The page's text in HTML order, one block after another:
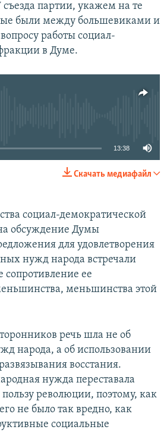
партии, укажем на те
были между большевиками и
работы социал-
в Думе.
source currently available
13:38
Скачать медиафайл
социал-демократической
обсуждение Думы
для удовлетворения
нужд народа встречали
сопротивление ее
меньшинства этой
речь шла не об
народа, а об использовании
восстания.
нужда переставала
революции, поэтому, как
не было так вредно, как
социальные